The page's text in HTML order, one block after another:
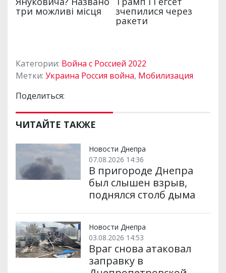
Категории: Война с Россией 2022
Метки: Украина Россия война, Мобилизация
Поделиться:
ЧИТАЙТЕ ТАКЖЕ
Новости Днепра
07.08.2026 14:36
В пригороде Днепра
был слышен взрыв,
поднялся столб дыма
Новости Днепра
03.08.2026 14:53
Враг снова атаковал
заправку в